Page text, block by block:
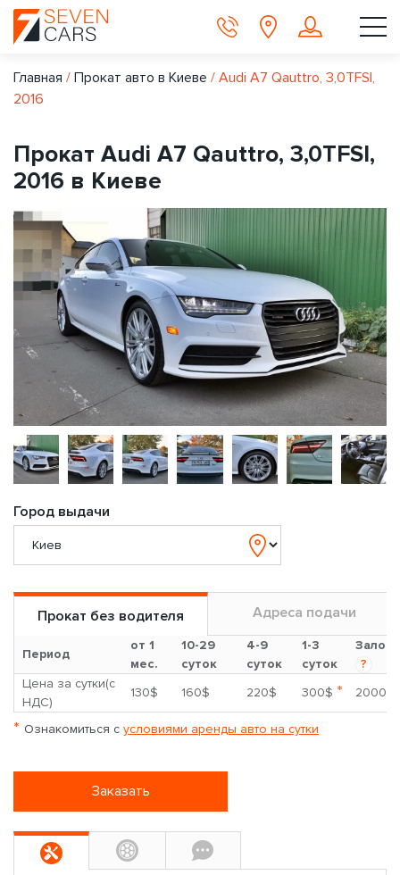
Главная / Прокат авто в Киеве / Audi A7 Qauttro, 3,0TFSI,
2016
Прокат Audi A7 Qauttro, 3,0TFSI,
2016 в Киеве
Город выдачи
Прокат без водителя Адреса подачи
Период
от 1
мес.
10-29
суток
4-9
суток
1-3
суток
Залог
?
Цена за сутки(с
НДС)
130$ 160$ 220$ 300$ * 2000$
* Ознакомиться с условиями аренды авто на сутки
Заказать